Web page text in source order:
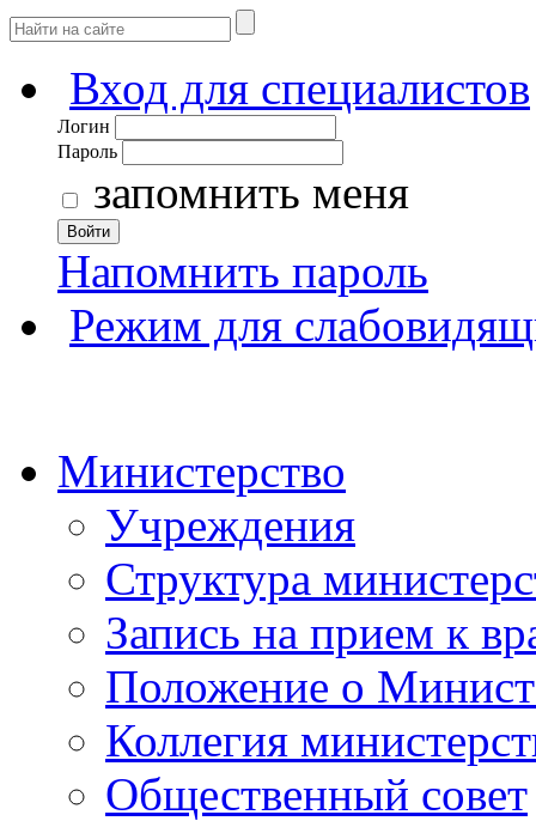
Вход для специалистов
Логин
Пароль
запомнить меня
Войти
Напомнить пароль
Режим для
Министерство
Учреждения
Структура
Запись на прием к
Положение о
Коллегия
Общественный совет